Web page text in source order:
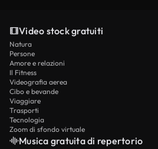
Video stock gratuiti
Natura
Persone
Amore e relazioni
Il Fitness
Videografia aerea
Cibo e bevande
Viaggiare
Trasporti
Tecnologia
Zoom di sfondo virtuale
Musica gratuita di repertorio